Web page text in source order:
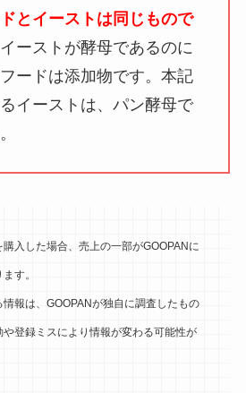
とイーストは同じもので
ーストが酵母であるのに
ードは添加物です。本記
イーストは、パン酵母で
入した場合、売上の一部がGOOPANに
す。
報は、GOOPANが独自に調査したもの
登録ミスにより情報が変わる可能性が